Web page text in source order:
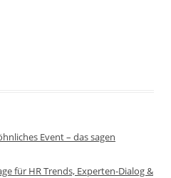
Event – das sagen
für HR Trends, Experten-Dialog &